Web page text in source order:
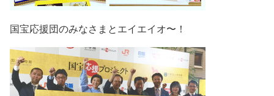
国宝応援団のみなさまとエイエイオ〜！